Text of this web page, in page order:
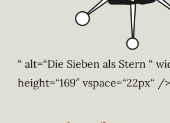
“ alt=“Die Sieben als Stern “
height=“169″ vspace=“22px“ />